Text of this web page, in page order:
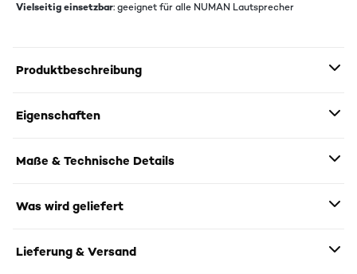
Vielseitig einsetzbar: geeignet für alle NUMAN Lautsprecher
Produktbeschreibung
Eigenschaften
Maße & Technische Details
Was wird geliefert
Lieferung & Versand